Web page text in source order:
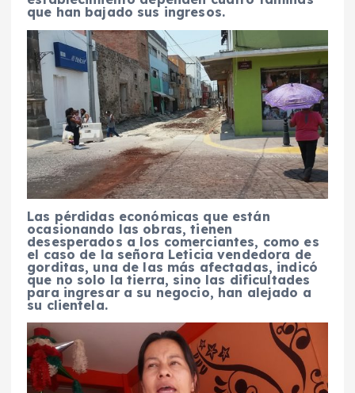
que han bajado sus ingresos.
Las pérdidas económicas que están
ocasionando las obras, tienen
desesperados a los comerciantes, como es
el caso de la señora Leticia vendedora de
gorditas, una de las más afectadas, indicó
que no solo la tierra, sino las dificultades
para ingresar a su negocio, han alejado a
su clientela.